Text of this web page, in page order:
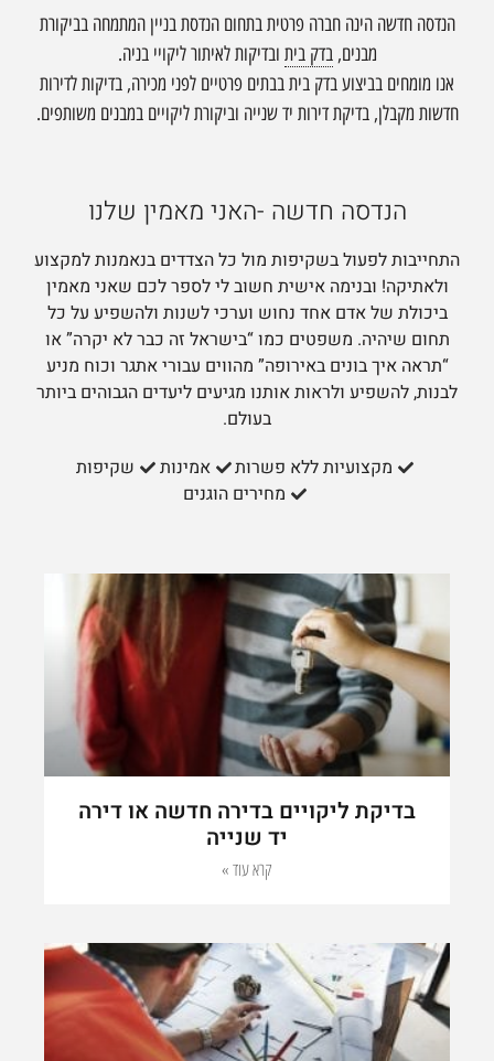
הנדסה חדשה הינה חברה פרטית בתחום הנדסת בניין המתמחה בביקורת
מבנים, בדק בית ובדיקות לאיתור ליקויי בניה.
אנו מומחים בביצועבדק ביתבבתים פרטיים לפני מכירה, בדיקות לדירות
חדשות מקבלן, בדיקת דירות יד שנייה וביקורת ליקויים במבנים משותפים.
הנדסה חדשה -האני מאמין שלנו
התחייבות לפעול בשקיפות מול כל הצדדים בנאמנות למקצוע
ולאתיקה! ובנימה אישית חשוב לי לספר לכם שאני מאמין
ביכולת של אדם אחד נחוש וערכי לשנות ולהשפיע על כל
תחום שיהיה. משפטים כמו “בישראל זה כבר לא יקרה” או
“תראה איך בונים באירופה” מהווים עבורי אתגר וכוח מניע
לבנות, להשפיע ולראות אותנו מגיעים ליעדים הגבוהים ביותר
בעולם.
מקצועיות ללא פשרות
אמינות
שקיפות
מחירים הוגנים
בדיקת ליקויים בדירה חדשה או דירה
יד שנייה
קרא עוד »